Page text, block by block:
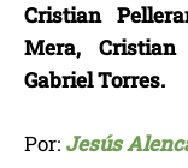
Cristian
Mera,
Gabriel Torres.
Por: Jesús